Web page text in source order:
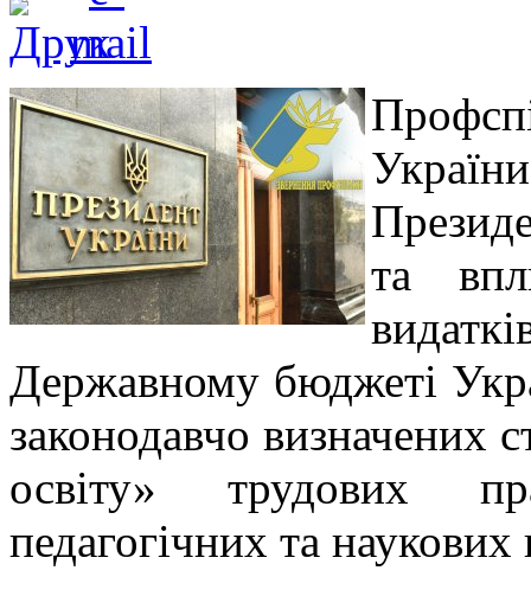
та
Державному бюджеті
законодавчо визначених
освіту» трудових
педагогічних та наукових